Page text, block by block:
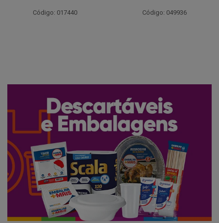
Código: 049936 Código: 062469